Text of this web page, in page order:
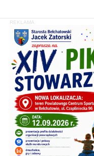
REKLAMA